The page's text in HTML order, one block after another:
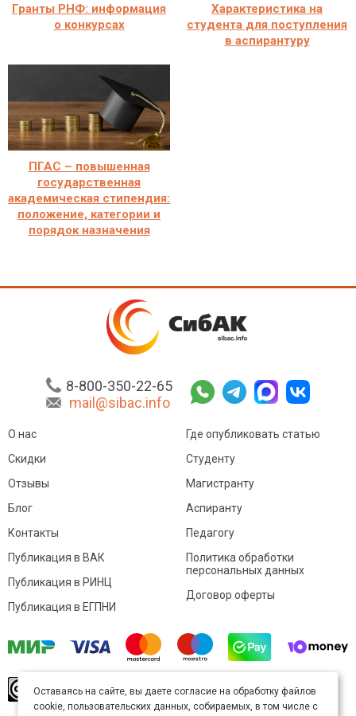
Гранты РНФ: информация
о конкурсах
Характеристика на
студента для поступления
в аспирантуру
ПГАС – повышенная
государственная
академическая стипендия:
положение, категории и
порядок назначения
8-800-350-22-65
mail@sibac.info
О нас
Скидки
Отзывы
Блог
Контакты
Где опубликовать статью
Студенту
Магистранту
Аспиранту
Педагогу
Публикация в ВАК
Публикация в РИНЦ
Публикация в ЕГПНИ
Политика обработки
персональных данных
Договор оферты
произведение доступно полицензии Creative
Commons «Attribution» («Атрибуция») 4.0
Оставаясь на сайте, вы даете согласие на обработку файлов
cookie, пользовательских данных, собираемых, в том числе с